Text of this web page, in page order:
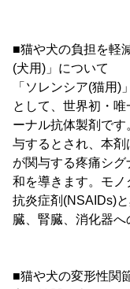
■猫や犬の負担を軽
(犬用)」について
「ソレンシア(猫用
として、世界初・
ーナル抗体製剤で
与するとされ、本
が関与する疼痛シ
和を導きます。モ
抗炎症剤(NSAIDs)
臓、腎臓、消化器へ
■猫や犬の変形性関